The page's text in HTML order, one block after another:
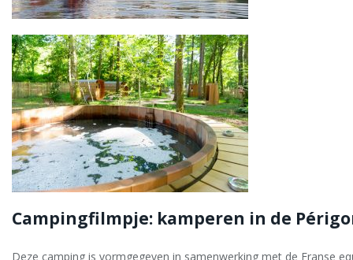
Campingfilmpje: kamperen in de
Deze camping is vormgegeven in samenwerking met de Franse